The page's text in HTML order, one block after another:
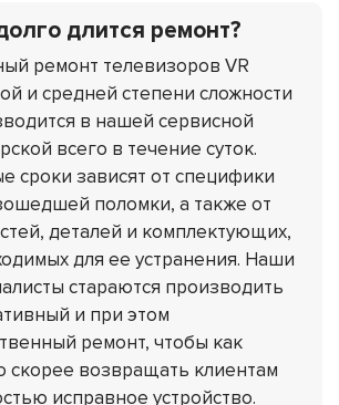
длится ремонт?
ремонт телевизоров VR
и средней степени сложности
в нашей сервисной
всего в течение суток.
сроки зависят от специфики
поломки, а также от
деталей и комплектующих,
для ее устранения. Наши
стараются производить
и при этом
ремонт, чтобы как
скорее возвращать клиентам
исправное устройство.